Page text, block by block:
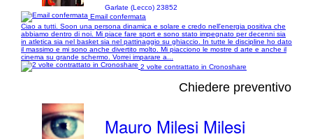
Garlate (Lecco) 23852
Email confermata
Ciao a tutti. Soon una persona dinamica e solare e credo nell'energia positiva che
abbiamo dentro di noi. Mi piace fare sport e sono stato impegnato per decenni sia
in atletica sia nel basket sia nel pattinaggio su ghiaccio. In tutte le discipline ho dato
il massimo e mi sono anche divertito molto. Mi piacciono le mostre d arte e anche il
cinema su grande schermo. Vorrei imparare a...
2 volte contrattato in Cronoshare
Chiedere preventivo
Mauro Milesi Milesi